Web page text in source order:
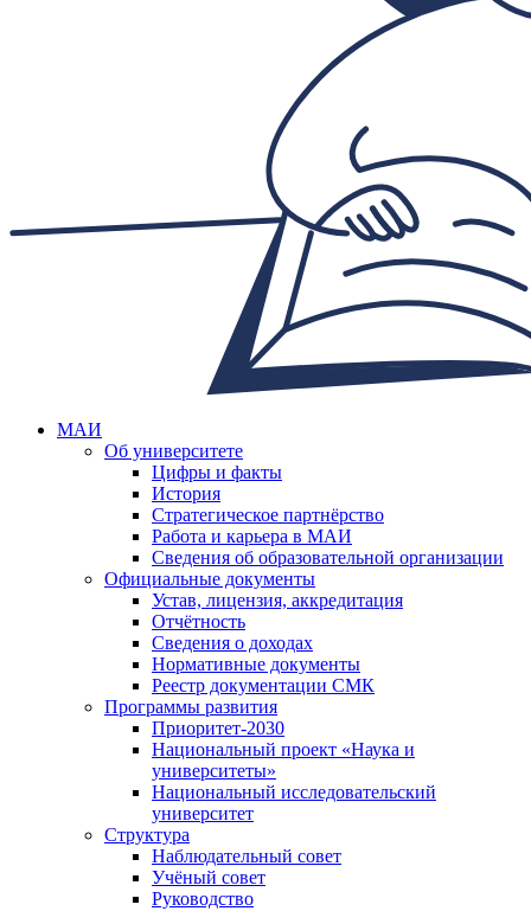
МАИ
Об университете
Цифры и факты
История
Стратегическое партнёрство
Работа и карьера в МАИ
Сведения об образовательной организации
Официальные документы
Устав, лицензия, аккредитация
Отчётность
Сведения о доходах
Нормативные документы
Реестр документации СМК
Программы развития
Приоритет-2030
Национальный проект «Наука и
университеты»
Национальный исследовательский
университет
Структура
Наблюдательный совет
Учёный совет
Руководство